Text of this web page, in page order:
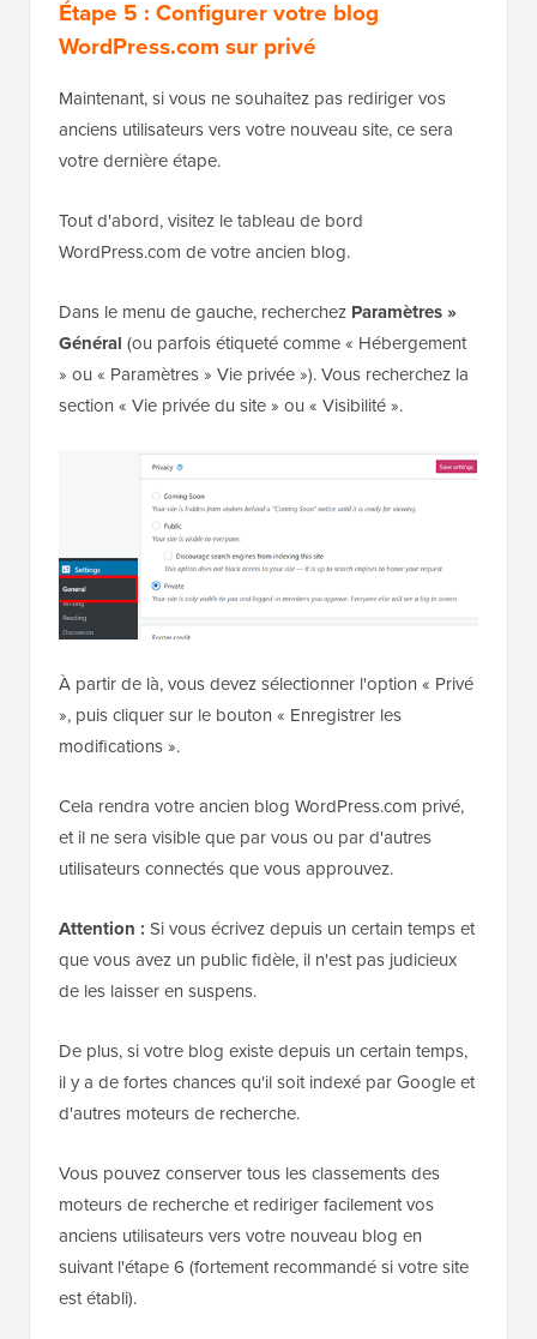
Étape 5 : Configurer votre blog
WordPress.com sur privé
Maintenant, si vous ne souhaitez pas rediriger vos
anciens utilisateurs vers votre nouveau site, ce sera
votre dernière étape.
Tout d'abord, visitez le tableau de bord
WordPress.com de votre ancien blog.
Dans le menu de gauche, recherchez Paramètres »
Général (ou parfois étiqueté comme « Hébergement
» ou « Paramètres » Vie privée »). Vous recherchez la
section « Vie privée du site » ou « Visibilité ».
À partir de là, vous devez sélectionner l'option « Privé
», puis cliquer sur le bouton « Enregistrer les
modifications ».
Cela rendra votre ancien blog WordPress.com privé,
et il ne sera visible que par vous ou par d'autres
utilisateurs connectés que vous approuvez.
Attention : Si vous écrivez depuis un certain temps et
que vous avez un public fidèle, il n'est pas judicieux
de les laisser en suspens.
De plus, si votre blog existe depuis un certain temps,
il y a de fortes chances qu'il soit indexé par Google et
d'autres moteurs de recherche.
Vous pouvez conserver tous les classements des
moteurs de recherche et rediriger facilement vos
anciens utilisateurs vers votre nouveau blog en
suivant l'étape 6 (fortement recommandé si votre site
est établi).